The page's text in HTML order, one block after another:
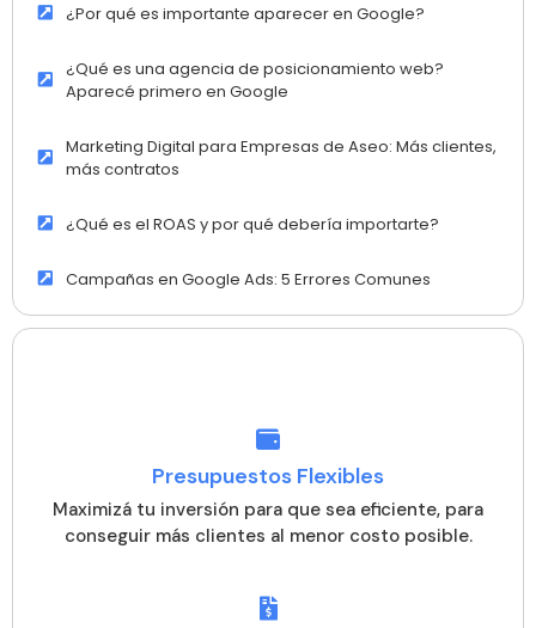
¿Por qué es importante aparecer en Google?
¿Qué es una agencia de posicionamiento web?
Aparecé primero en Google
Marketing Digital para Empresas de Aseo: Más clientes,
más contratos
¿Qué es el ROAS y por qué debería importarte?
Campañas en Google Ads: 5 Errores Comunes
Presupuestos Flexibles
Maximizá tu inversión para que sea eficiente, para
conseguir más clientes al menor costo posible.